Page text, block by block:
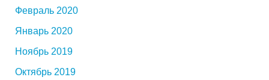
Февраль 2020
Январь 2020
Ноябрь 2019
Октябрь 2019